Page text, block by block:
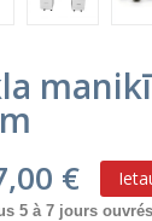
€
5 à 7 jours ouvrés